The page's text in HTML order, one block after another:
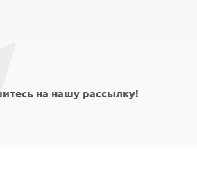
на нашу рассылку!